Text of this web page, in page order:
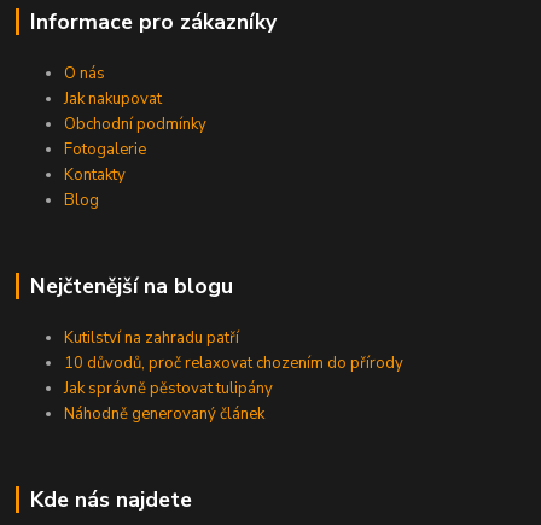
Informace pro zákazníky
O nás
Jak nakupovat
Obchodní podmínky
Fotogalerie
Kontakty
Blog
Nejčtenější na blogu
Kutilství na zahradu patří
10 důvodů, proč relaxovat chozením do přírody
Jak správně pěstovat tulipány
Náhodně generovaný článek
Kde nás najdete